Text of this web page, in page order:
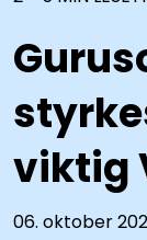
viktig
06. oktober